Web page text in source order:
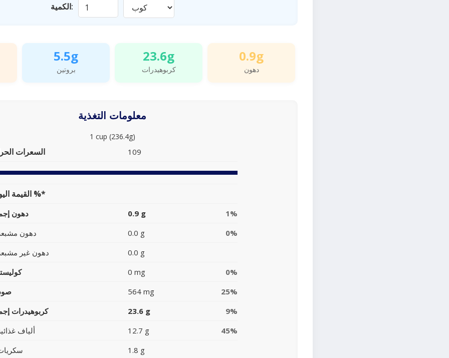
الكمية:
5.5g
بروتين
23.6g
كربوهيدرات
0.9g
دهون
معلومات التغذية
1 cup (236.4g)
السعرات 109
القيمة اليومية %*
دهون 0.9 g
1%
دهون
0.0 g
0%
دهون غير
0.0 g
0 mg
0%
564 mg
25%
كربوهيدرات
23.6 g
9%
ألياف
12.7 g
45%
1.8 g